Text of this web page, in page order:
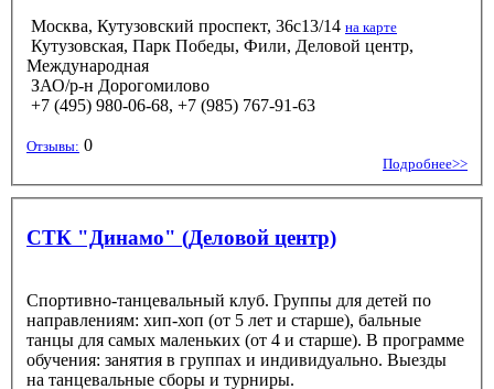
Москва, Кутузовский проспект, 36с13/14 на карте
Кутузовская, Парк Победы, Фили, Деловой центр,
Международная
ЗАО/р-н Дорогомилово
+7 (495) 980-06-68, +7 (985) 767-91-63
Отзывы: 0
Подробнее>>
СТК "Динамо" (Деловой центр)
Спортивно-танцевальный клуб. Группы для детей по
направлениям: хип-хоп (от 5 лет и старше), бальные
танцы для самых маленьких (от 4 и старше). В программе
обучения: занятия в группах и индивидуально. Выезды
на танцевальные сборы и турниры.